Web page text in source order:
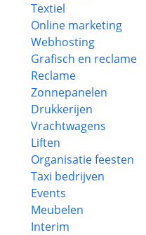
Textiel
Online marketing
Webhosting
Grafisch en reclame
Reclame
Zonnepanelen
Drukkerijen
Vrachtwagens
Liften
Organisatie feesten
Taxi bedrijven
Events
Meubelen
Interim